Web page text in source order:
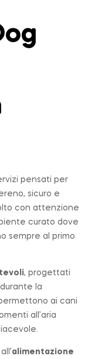
pensati per
sicuro e
con attenzione
curato dove
sempre al primo
, progettati
la
ai cani
all’aria
alimentazione